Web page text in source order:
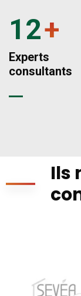
12+
Experts
consultants
Ils